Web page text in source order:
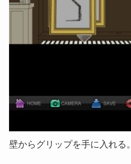
壁からグリップを手に入れる。